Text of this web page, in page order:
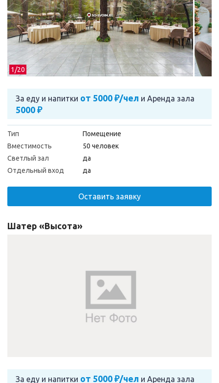
1/20
За еду и напитки от 5000 ₽/чел и Аренда зала
5000 ₽
Тип
Помещение
Вместимость
50 человек
Светлый зал
да
Отдельный вход
да
Оставить заявку
Шатер «Высота»
За еду и напитки от 5000 ₽/чел и Аренда зала